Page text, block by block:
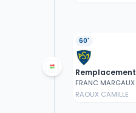
60'
Remplacement
FRANC MARGAUX
RAOUX CAMILLE